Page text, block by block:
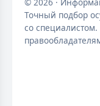
Точный подбор
со